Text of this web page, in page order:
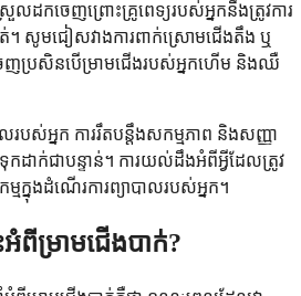
ដកចេញព្រោះគ្រូពេទ្យរបស់អ្នកនឹងត្រូវការ
។ សូមជៀសវាងការពាក់ស្រោមជើងតឹង ឬ
ញប្រសិនបើម្រាមជើងរបស់អ្នកហើម និងឈឺ
បស់អ្នក ការរឹតបន្តឹងសកម្មភាព និងសញ្ញា
កដាក់ជាបន្ទាន់។ ការយល់ដឹងអំពីអ្វីដែលត្រូវ
នុងដំណើរការព្យាបាលរបស់អ្នក។
ពីម្រាមជើងបាក់?